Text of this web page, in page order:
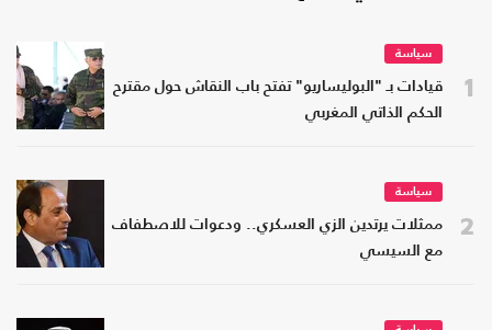
1
سياسة
قيادات بـ "البوليساريو" تفتح باب النقاش حول مقترح
الحكم الذاتي المغربي
2
سياسة
ممثلات يرتدين الزي العسكري.. ودعوات للاصطفاف
مع السيسي